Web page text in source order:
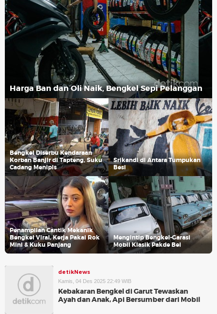
Harga Ban dan Oli Naik, Bengkel Sepi Pelanggan
Bengkel Diserbu Kendaraan
Korban Banjir di Tapteng, Suku
Cadang Menipis
Srikandi di Antara Tumpukan
Besi
Penampilan Cantik Mekanik
Bengkel Viral, Kerja Pakai Rok
Mini & Kuku Panjang
Mengintip Bengkel-Garasi
Mobil Klasik Pakde Bei
detikNews
Kamis, 04 Des 2025 22:49 WIB
Kebakaran Bengkel di Garut Tewaskan
Ayah dan Anak, Api Bersumber dari Mobil